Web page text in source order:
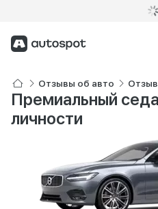
Отзывы об авто
Премиальный
личности